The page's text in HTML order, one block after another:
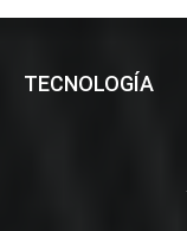
TECNOLOGÍA